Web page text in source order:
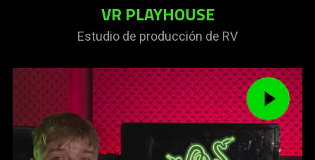
VR PLAYHOUSE
Estudio de producción de RV